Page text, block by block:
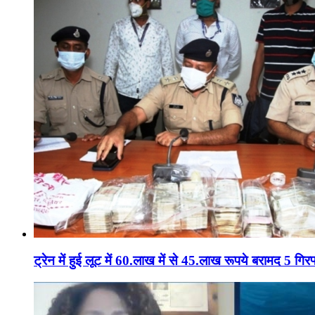
ट्रेन में हुई लूट में 60.लाख में से 45.लाख रूपये बरामद 5